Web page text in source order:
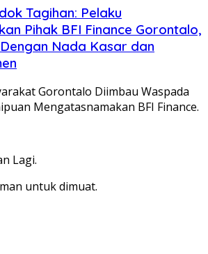
Tagihan: Pelaku
Pihak BFI Finance Gorontalo,
Nada Kasar dan
Gorontalo Diimbau Waspada
Mengatasnamakan BFI Finance.
Lagi.
untuk dimuat.